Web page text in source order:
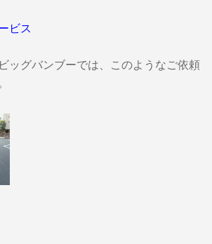
ビス
ッグバンブーでは、このようなご依頼